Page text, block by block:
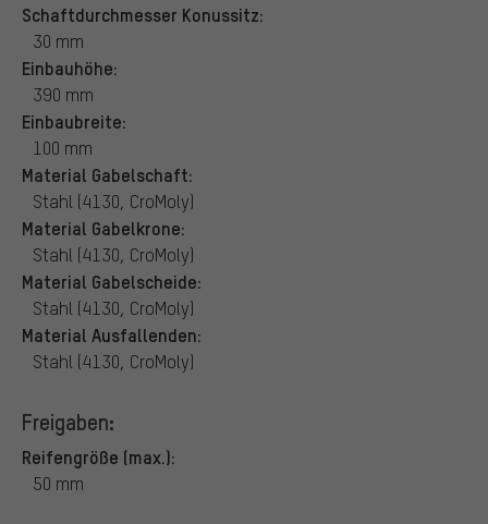
Schaftdurchmesser Konussitz:
30 mm
Einbauhöhe:
390 mm
Einbaubreite:
100 mm
Material Gabelschaft:
Stahl (4130, CroMoly)
Material Gabelkrone:
Stahl (4130, CroMoly)
Material Gabelscheide:
Stahl (4130, CroMoly)
Material Ausfallenden:
Stahl (4130, CroMoly)
Freigaben:
Reifengröße (max.):
50 mm